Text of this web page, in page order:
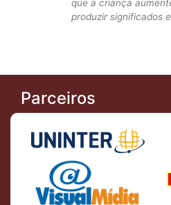
que a criança
produzir significados
Parceiros